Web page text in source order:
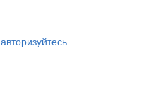
авторизуйтесь